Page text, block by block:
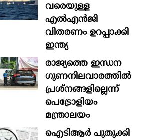
വരെയുള്ള
എൽഎൻജി
വിതരണം ഉറപ്പാക്കി
ഇന്ത്യ
രാജ്യത്തെ ഇന്ധന
ഗുണനിലവാരത്തില്‍
പ്രശ്‌നങ്ങളില്ലെന്ന്
പെട്രോളിയം
മന്ത്രാലയം
ഐടിആര്‍ പുതുക്കി